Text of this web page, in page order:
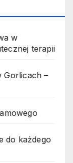
w
terapii
Gorlicach –
do każdego